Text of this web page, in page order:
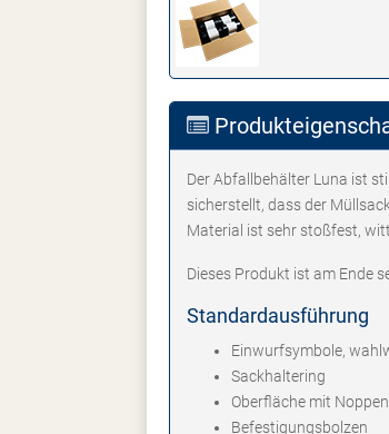
Der Abfallbehälter Luna ist
sicherstellt, dass der
Material ist sehr stoßfest,
Dieses Produkt ist am Ende
Standardausführung
Einwurfsymbole,
Sackhaltering
Oberfläche mit
Befestigungsbolzen